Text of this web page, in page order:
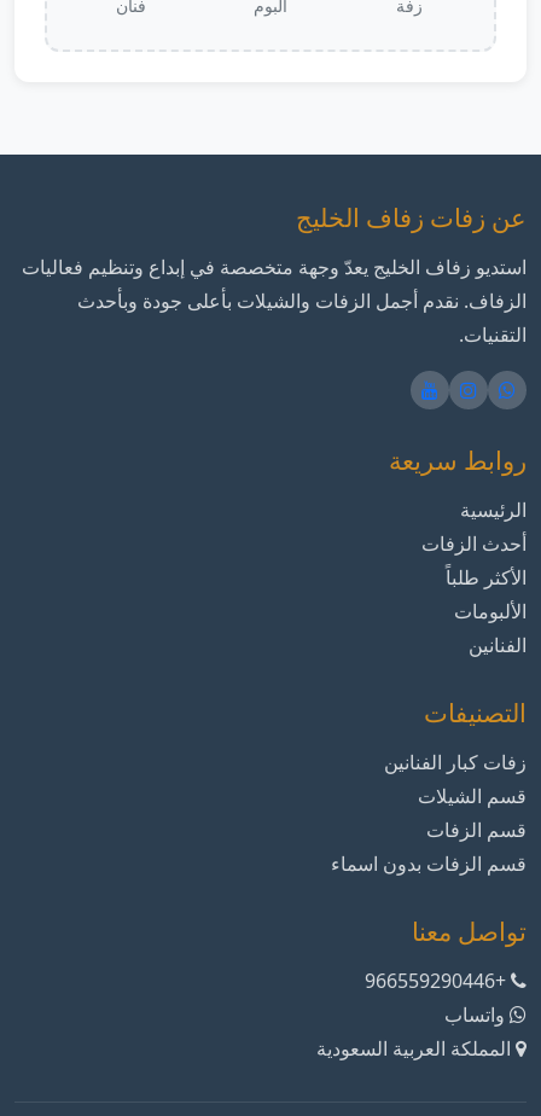
زفة ألبوم فنان
عن زفات زفاف الخليج
استديو زفاف الخليج يعدّ وجهة متخصصة في إبداع وتنظيم فعاليات
الزفاف. نقدم أجمل الزفات والشيلات بأعلى جودة وبأحدث
التقنيات.
روابط سريعة
الرئيسية
أحدث الزفات
الأكثر طلباً
الألبومات
الفنانين
التصنيفات
زفات كبار الفنانين
قسم الشيلات
قسم الزفات
قسم الزفات بدون اسماء
تواصل معنا
+966559290446
واتساب
المملكة العربية السعودية